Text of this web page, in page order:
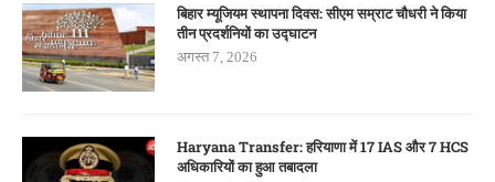
बिहार म्यूजियम स्थापना दिवस: सीएम सम्राट चौधरी ने किया
तीन प्रदर्शनियों का उद्घाटन
अगस्त 7, 2026
Haryana Transfer: हरियाणा में 17 IAS और 7 HCS
अधिकारियों का हुआ तबादला